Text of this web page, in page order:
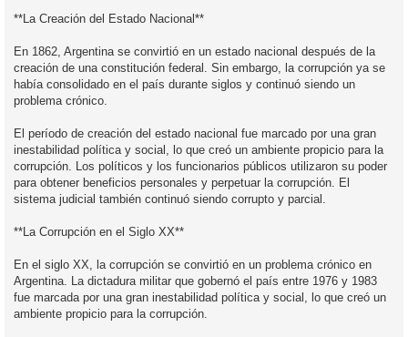
**La Creación del Estado Nacional**
En 1862, Argentina se convirtió en un estado nacional después de la
creación de una constitución federal. Sin embargo, la corrupción ya se
había consolidado en el país durante siglos y continuó siendo un
problema crónico.
El período de creación del estado nacional fue marcado por una gran
inestabilidad política y social, lo que creó un ambiente propicio para la
corrupción. Los políticos y los funcionarios públicos utilizaron su poder
para obtener beneficios personales y perpetuar la corrupción. El
sistema judicial también continuó siendo corrupto y parcial.
**La Corrupción en el Siglo XX**
En el siglo XX, la corrupción se convirtió en un problema crónico en
Argentina. La dictadura militar que gobernó el país entre 1976 y 1983
fue marcada por una gran inestabilidad política y social, lo que creó un
ambiente propicio para la corrupción.